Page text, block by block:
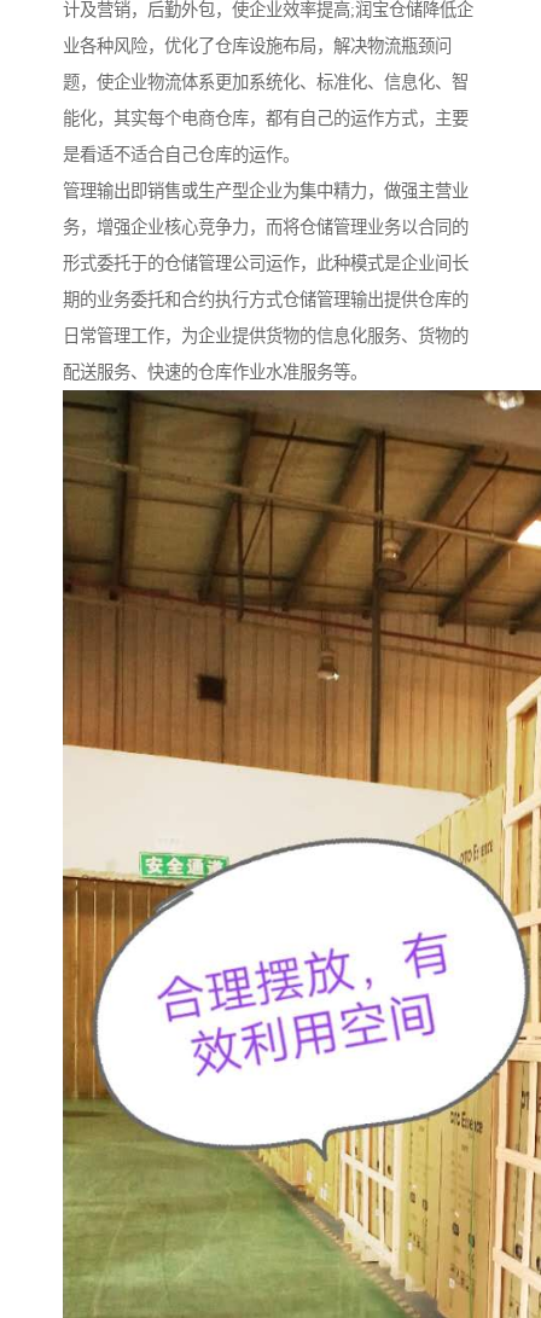
计及营销，后勤外包，使企业效率提高;润宝仓储降低企
业各种风险，优化了仓库设施布局，解决物流瓶颈问
题，使企业物流体系更加系统化、标准化、信息化、智
能化，其实每个电商仓库，都有自己的运作方式，主要
是看适不适合自己仓库的运作。
管理输出即销售或生产型企业为集中精力，做强主营业
务，增强企业核心竞争力，而将仓储管理业务以合同的
形式委托于的仓储管理公司运作，此种模式是企业间长
期的业务委托和合约执行方式仓储管理输出提供仓库的
日常管理工作，为企业提供货物的信息化服务、货物的
配送服务、快速的仓库作业水准服务等。